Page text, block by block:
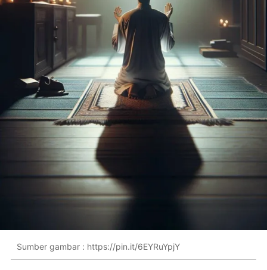
Sumber gambar : https://pin.it/6EYRuYpjY